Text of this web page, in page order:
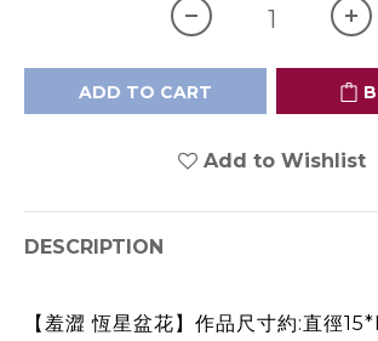
ADD TO CART
Add to Wishlist
DESCRIPTION
【羞澀 恆星盆花】作品尺寸約:直徑